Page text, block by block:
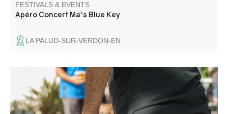
FESTIVALS & EVENTS
Apéro Concert Ma's Blue Key
LA PALUD-SUR-VERDON-EN
Competition organized by the Comité des fêtes.